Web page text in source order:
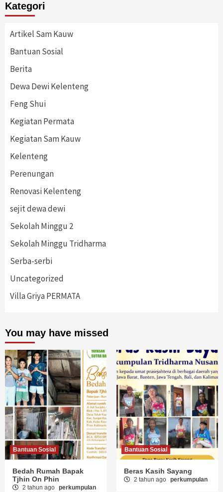
Kategori
Artikel Sam Kauw
Bantuan Sosial
Berita
Dewa Dewi Kelenteng
Feng Shui
Kegiatan Permata
Kegiatan Sam Kauw
Kelenteng
Perenungan
Renovasi Kelenteng
sejit dewa dewi
Sekolah Minggu 2
Sekolah Minggu Tridharma
Serba-serbi
Uncategorized
Villa Griya PERMATA
You may have missed
Bantuan Sosial
Bedah Rumah Bapak
Tjhin On Phin
2 tahun ago perkumpulan
Bantuan Sosial
Beras Kasih Sayang
2 tahun ago perkumpulan